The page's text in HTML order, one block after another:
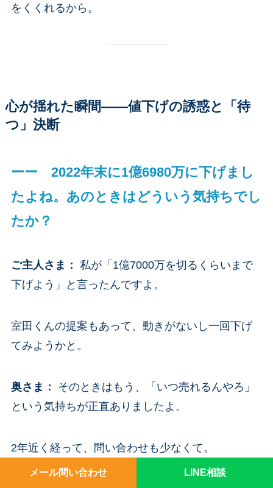
をくくれるから。
心が揺れた瞬間——値下げの誘惑と「待
つ」決断
ーー 2022年末に1億6980万に下げまし
たよね。あのときはどういう気持ちでし
たか？
ご主人さま ： 私が「1億7000万を切るくらいまで
下げよう」と言ったんですよ。
室田くんの提案もあって、動きがないし一回下げ
てみようかと。
奥さま ：
そのときはもう、「いつ売れるんやろ」
という気持ちが正直ありましたよ。
2年近く経って、問い合わせも少なくて。
メール問い合わせ LINE相談